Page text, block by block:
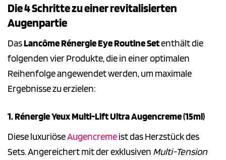
Die 4 Schritte zu einer revitalisierten
Augenpartie
DasLancôme Rénergie Eye Routine Setenthält die
folgenden vier Produkte, die in einer optimalen
Reihenfolge angewendet werden, um maximale
Ergebnisse zu erzielen:
1. Rénergie Yeux Multi-Lift Ultra Augencreme (15ml)
Diese luxuriöseAugencremeist das Herzstück des
Sets. Angereichert mit der exklusiven Multi-Tension